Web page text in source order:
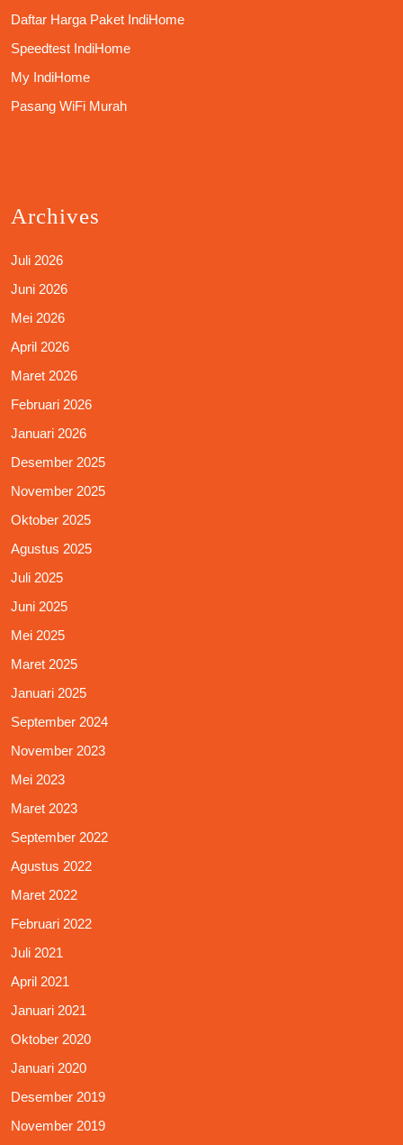
Daftar Harga Paket IndiHome
Speedtest IndiHome
My IndiHome
Pasang WiFi Murah
Archives
Juli 2026
Juni 2026
Mei 2026
April 2026
Maret 2026
Februari 2026
Januari 2026
Desember 2025
November 2025
Oktober 2025
Agustus 2025
Juli 2025
Juni 2025
Mei 2025
Maret 2025
Januari 2025
September 2024
November 2023
Mei 2023
Maret 2023
September 2022
Agustus 2022
Maret 2022
Februari 2022
Juli 2021
April 2021
Januari 2021
Oktober 2020
Januari 2020
Desember 2019
November 2019